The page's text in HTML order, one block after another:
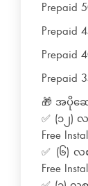
Prepaid
Prepaid
Prepaid
Prepaid
🎁 အပိုဆေ
✅ (၁၂)
Free
✅ (၆) လ
Free